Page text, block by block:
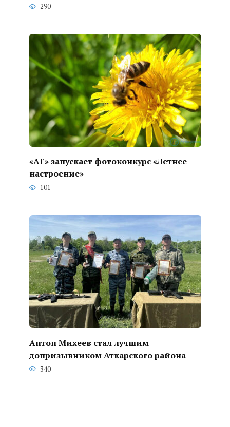
290
«АГ» запускает фотоконкурс «Летнее
настроение»
101
Антон Михеев стал лучшим
допризывником Аткарского района
340